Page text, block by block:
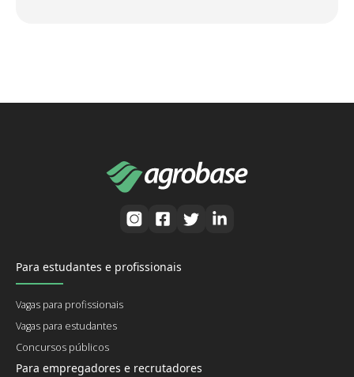
Para estudantes e profissionais
Vagas para profissionais
Vagas para estudantes
Concursos públicos
Para empregadores e recrutadores